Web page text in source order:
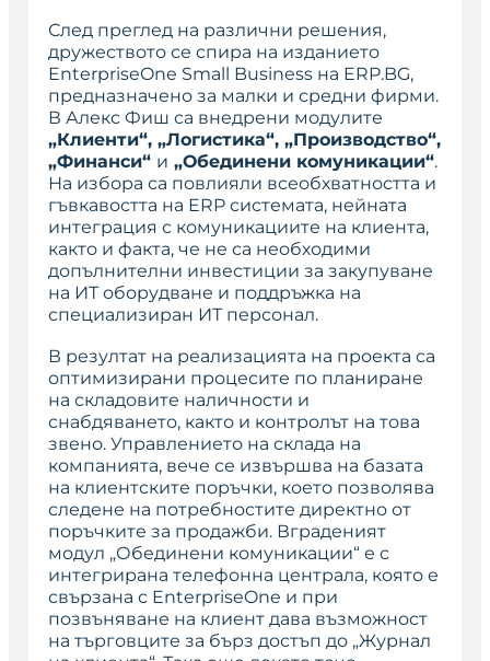
След преглед на различни решения,
дружеството се спира на изданието
EnterpriseOne Small Business на ERP.BG,
предназначено за малки и средни фирми.
В Алекс Фиш са внедрени модулите
„Клиенти“, „Логистика“, „Производство“,
„Финанси“ и „Обединени комуникации“.
На избора са повлияли всеобхватността и
гъвкавостта на ERP системата, нейната
интеграция с комуникациите на клиента,
както и факта, че не са необходими
допълнителни инвестиции за закупуване
на ИТ оборудване и поддръжка на
специализиран ИТ персонал.
В резултат на реализацията на проекта са
оптимизирани процесите по планиране
на складовите наличности и
снабдяването, както и контролът на това
звено. Управлението на склада на
компанията, вече се извършва на базата
на клиентските поръчки, което позволява
следене на потребностите директно от
поръчките за продажби. Вграденият
модул „Обединени комуникации“ е с
интегрирана телефонна централа, която е
свързана с EnterpriseOne и при
позвъняване на клиент дава възможност
на търговците за бърз достъп до „Журнал